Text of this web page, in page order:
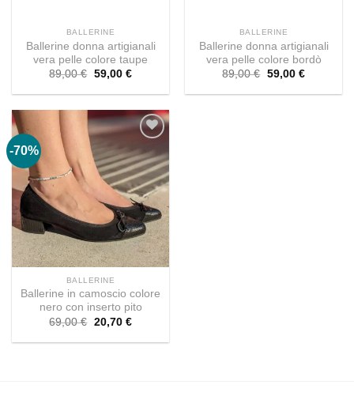
BALLERINE
Ballerine donna artigianali
vera pelle colore taupe
89,00€ Il
originale
89,00 €.
59,00 €Il
attuale
59,00 €.
BALLERINE
Ballerine donna artigianali
vera pelle colore bordò
89,00€ Il
originale
59,00 €Il
attuale
-70%
BALLERINE
Ballerine in camoscio colore
nero con inserto pito
69,00€ Il
prezzo
originale
20,70 €Il
attuale